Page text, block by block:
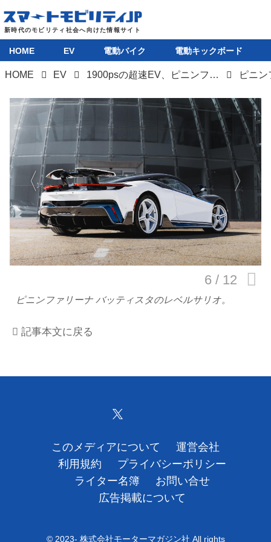
電動バイク
電動キックボード
ライフスタイル
テクノロジー
このメディアについて
運営会社
ライター名簿
お問い合せ
HOME EV 電動バイク 電動キックボード
HOME EV 1900psの超速EV、ピニンファリーナ バッティスタ アニベルサリオの双子車「レベルサリオ」登場
ピニンファリーナ バッティスタのレベルサリオ。
記事本文に戻る
このメディアについて
運営会社
利用規約
プライバシーポリシー
ライター名簿
お問い合せ
広告掲載について
© 2023- 株式会社モーターマガジン社 All rights